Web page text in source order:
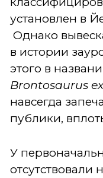
установлен в
Однако
в истории
этого в
Brontosaurus
навсегда
публики,
У
отсутствовали